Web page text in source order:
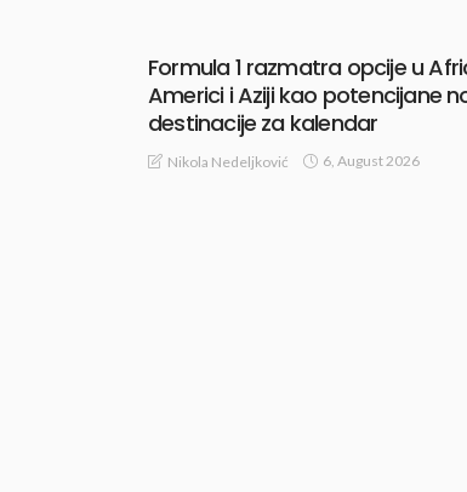
Formula 1 razmatra opcije u
Americi i Aziji kao potencijane
destinacije za kalendar
Nikola Nedeljković 6, August 2026